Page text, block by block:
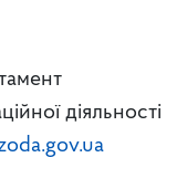
діяльності